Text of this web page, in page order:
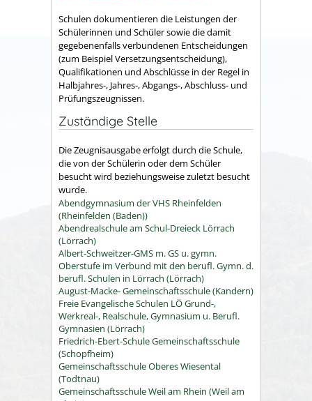
Schulen dokumentieren die Leistungen der
Schülerinnen und Schüler sowie die damit
gegebenenfalls verbundenen Entscheidungen
(zum Beispiel Versetzungsentscheidung),
Qualifikationen und Abschlüsse in der Regel in
Halbjahres-, Jahres-, Abgangs-, Abschluss- und
Prüfungszeugnissen.
Zuständige Stelle
Die Zeugnisausgabe erfolgt durch die Schule,
die von der Schülerin oder dem Schüler
besucht wird beziehungsweise zuletzt besucht
wurde.
Abendgymnasium der VHS Rheinfelden
(Rheinfelden (Baden))
Abendrealschule am Schul-Dreieck Lörrach
(Lörrach)
Albert-Schweitzer-GMS m. GS u. gymn.
Oberstufe im Verbund mit den berufl. Gymn. d.
berufl. Schulen in Lörrach (Lörrach)
August-Macke- Gemeinschaftsschule (Kandern)
Freie Evangelische Schulen LÖ Grund-,
Werkreal-, Realschule, Gymnasium u. Berufl.
Gymnasien (Lörrach)
Friedrich-Ebert-Schule Gemeinschaftsschule
(Schopfheim)
Gemeinschaftsschule Oberes Wiesental
(Todtnau)
Gemeinschaftsschule Weil am Rhein (Weil am